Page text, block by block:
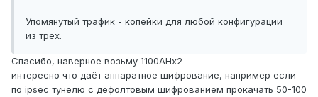
Упомянутый трафик - копейки для любой конфигурации
из трех.
Спасибо, наверное возьму 1100AHx2
интересно что даёт аппаратное шифрование, например если
по ipsec тунелю с дефолтовым шифрованием прокачать 50-100